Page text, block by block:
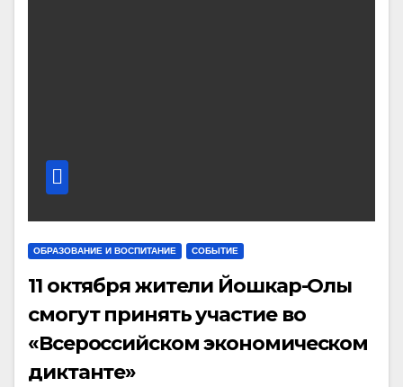
ОБРАЗОВАНИЕ И ВОСПИТАНИЕ СОБЫТИЕ
11 октября жители Йошкар-Олы
смогут принять участие во
«Всероссийском экономическом
диктанте»